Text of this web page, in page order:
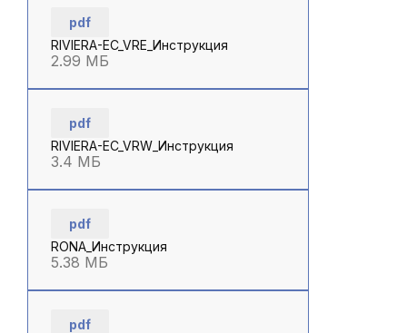
pdf
RIVIERA-EC_VRE_Инструкция
2.99 МБ
pdf
RIVIERA-EC_VRW_Инструкция
3.4 МБ
pdf
RONA_Инструкция
5.38 МБ
pdf